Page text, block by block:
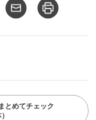
とめてチェック